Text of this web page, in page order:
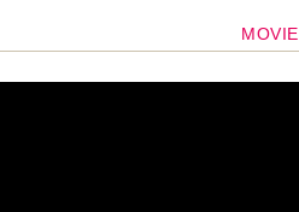
MOVIE